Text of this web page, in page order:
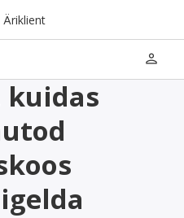
Äriklient
person
kuidas